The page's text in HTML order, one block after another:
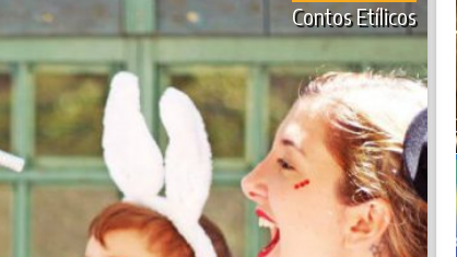
Contos Etílicos